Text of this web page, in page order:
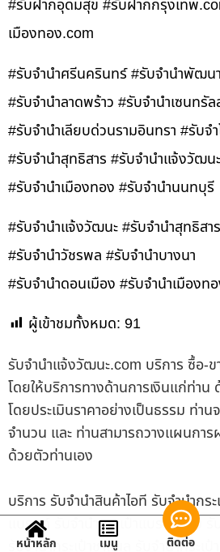
#รับฝากอุดมสุข #รับฝากกรุงเทพ
เมืองทอง.com
#รับจำนำศรีนครินทร์ #รับจำนำพัฒน
#รับจำนำลาดพร้าว #รับจำนำเซนทรั
#รับจำนำเลียบด่วนรามอินทรา #รับจ
#รับจำนำสุทธิสาร #รับจำนำแจ้งวัฒนะ
#รับจำนำเมืองทอง #รับจำนำนนทบุรี
#รับจำนำแจ้งวัฒนะ #รับจำนำสุทธิสาร
#รับจำนำวัชรพล #รับจำนำบางนา
#รับจำนำดอนเมือง #รับจำนำเมืองท
ผู้เข้าชมทั้งหมด: 91
รับจํานําแจ้งวัฒนะ.com บริการ ซื้อ-
โดยให้บริการทางด้านการเงินแก่ท่าน
โดยประเมินราคาอย่างเป็นธรรม ท่าน
จำนวน และ ท่านสามารถวางแผนการ
ด้วยตัวท่านเอง
บริการ รับจำนำสินค้าไอที รับจำนำกระ
แบรนด์ รับจำนำกระเป๋าแบรนด์เนม รั
รับจำนำกระเป๋าชาแนล รับจำนำกระ
หน้าหลัก เมนู ติดต่อ